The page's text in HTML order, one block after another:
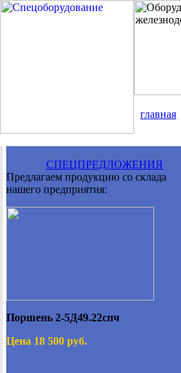
главная
СПЕЦПРЕДЛОЖЕНИЯ
Предлагаем продукцию со склада
нашего предприятия:
Поршень 2-5Д49.22спч
Цена 18 500 руб.